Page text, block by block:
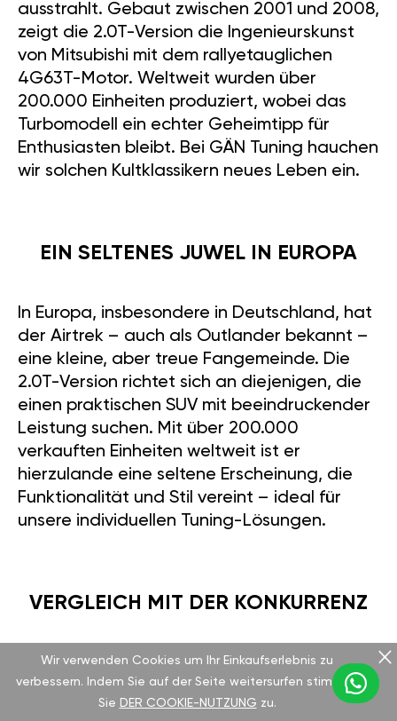
ausstrahlt. Gebaut zwischen 2001 und 2008,
zeigt die 2.0T-Version die Ingenieurskunst
von Mitsubishi mit dem rallyetauglichen
4G63T-Motor. Weltweit wurden über
200.000 Einheiten produziert, wobei das
Turbomodell ein echter Geheimtipp für
Enthusiasten bleibt. Bei GÄN Tuning hauchen
wir solchen Kultklassikern neues Leben ein.
EIN SELTENES JUWEL IN EUROPA
In Europa, insbesondere in Deutschland, hat
der Airtrek – auch als Outlander bekannt –
eine kleine, aber treue Fangemeinde. Die
2.0T-Version richtet sich an diejenigen, die
einen praktischen SUV mit beeindruckender
Leistung suchen. Mit über 200.000
verkauften Einheiten weltweit ist er
hierzulande eine seltene Erscheinung, die
Funktionalität und Stil vereint – ideal für
unsere individuellen Tuning-Lösungen.
VERGLEICH MIT DER KONKURRENZ
Verglichen mit dem Subaru Forester XT
derselben Ära, der 230 PS aus einem 2,5-
Liter-Turbomotor liefert, punktet der Airtrek
Wir verwenden Cookies um Ihr Einkaufserlebnis zu
verbessern. Indem Sie auf der Seite weitersurfen stimmen
Sie DER COOKIE-NUTZUNG zu.